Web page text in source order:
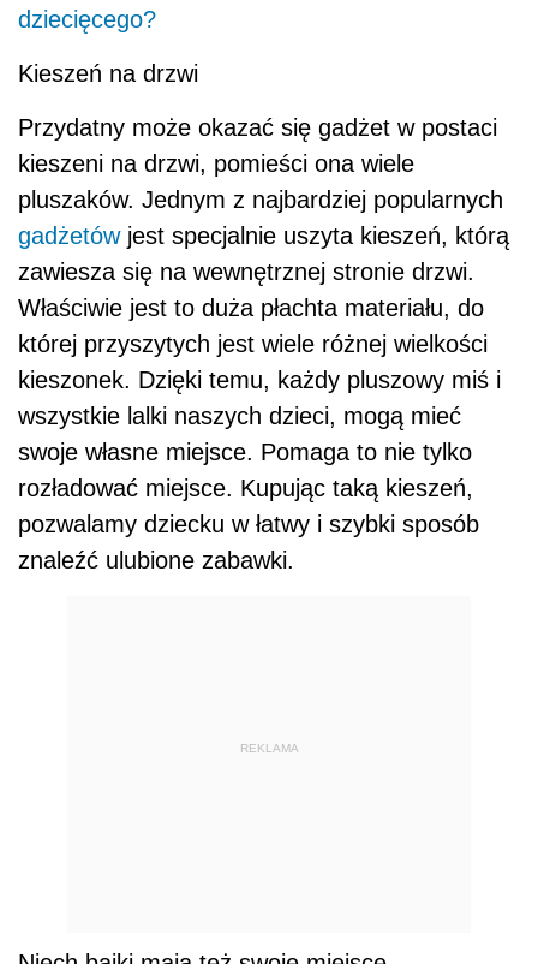
dziecięcego?
Kieszeń na drzwi
Przydatny może okazać się gadżet w postaci
kieszeni na drzwi, pomieści ona wiele
pluszaków. Jednym z najbardziej popularnych
gadżetówjest specjalnie uszyta kieszeń, którą
zawiesza się na wewnętrznej stronie drzwi.
Właściwie jest to duża płachta materiału, do
której przyszytych jest wiele różnej wielkości
kieszonek. Dzięki temu, każdy pluszowy miś i
wszystkie lalki naszych dzieci, mogą mieć
swoje własne miejsce. Pomaga to nie tylko
rozładować miejsce. Kupując taką kieszeń,
pozwalamy dziecku w łatwy i szybki sposób
znaleźć ulubione zabawki.
REKLAMA